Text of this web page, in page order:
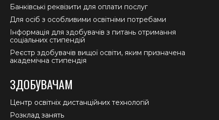
Банківські реквізити для оплати послуг
Для осіб з особливими освітніми потребами
Інформація для здобувачів з питань отримання
соціальних стипендій
Реєстр здобувачів вищої освіти, яким призначена
академічна стипендія
ЗДОБУВАЧАМ
Центр освітніх дистанційних технологій
Розклад занять